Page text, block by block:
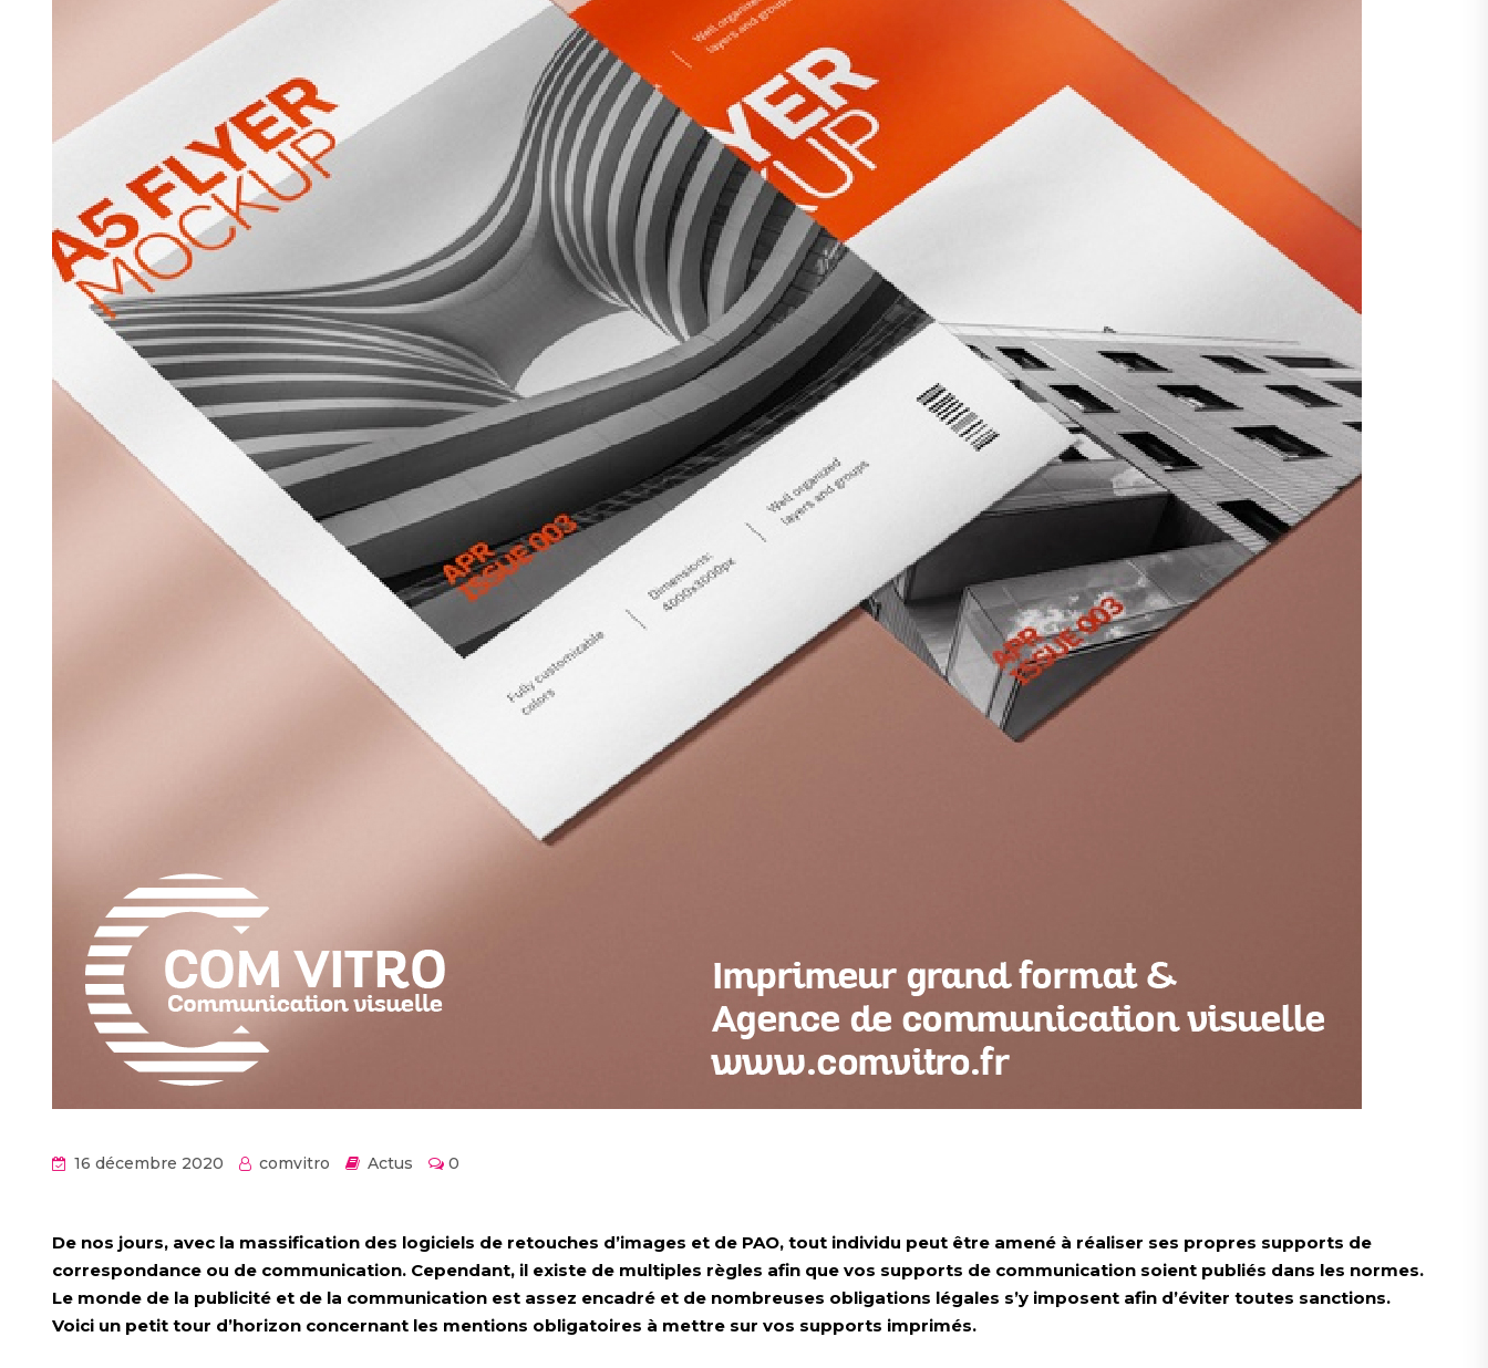
16 décembre 2020 comvitro Actus 0
De nos jours, avec la massification des logiciels de retouches d’images et de PAO, tout individu peut être amené à réaliser ses propres supports de
correspondance ou de communication. Cependant, il existe de multiples règles afin que vos supports de communication soient publiés dans les normes.
Le monde de la publicité et de la communication est assez encadré et de nombreuses obligations légales s’y imposent afin d’éviter toutes sanctions.
Voici un petit tour d’horizon concernant les mentions obligatoires à mettre sur vos supports imprimés.